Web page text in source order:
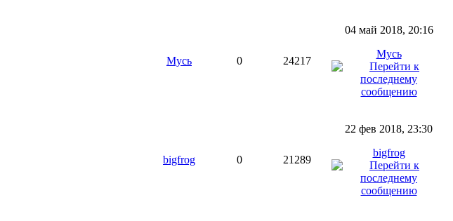
Мусь 0 24217
04 май 2018, 20:16
Мусь
bigfrog 0 21289
22 фев 2018, 23:30
bigfrog